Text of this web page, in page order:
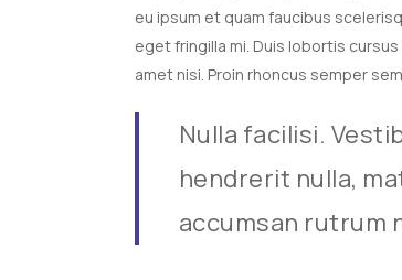
eu ipsum et quam faucibus
eget fringilla mi. Duis lobortis
amet nisi. Proin rhoncus semper
Nulla facilisi.
hendrerit nulla,
accumsan rutrum